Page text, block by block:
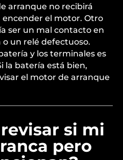
arranque no recibirá
el motor. Otro
ser un mal contacto en
o un relé defectuoso.
y los terminales es
la batería está bien,
el motor de arranque
si mi
pero